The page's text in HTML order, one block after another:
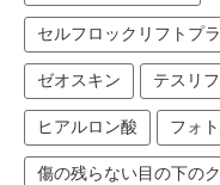
セルフロックリフトプ
ゼオスキン テスリ
ヒアルロン酸 フォ
傷の残らない目の下の